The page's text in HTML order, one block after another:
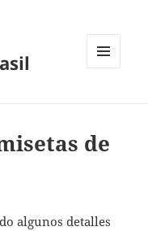
de
algunos detalles